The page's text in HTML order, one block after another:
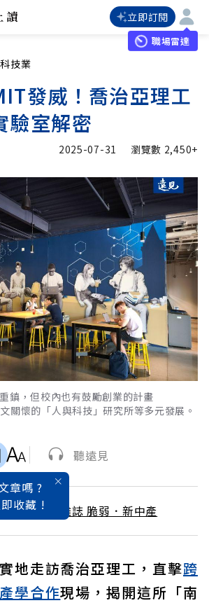
立即訂閱
職場雷達
技業
發威！喬治亞理工
驗室解密
加入追蹤
2025-07-31 瀏覽數 2,450+
鎮，但校內也有鼓勵創業的計畫
關懷的「人與科技」研究所等多元發展。
章嗎 ?
收藏 !
聽遠見
/ 8月號雜誌 脆弱．新中產
地走訪喬治亞理工，直擊跨
產學合作現場，揭開這所「南